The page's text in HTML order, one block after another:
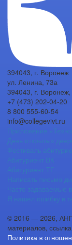
394043, г. Воронеж
ул. Ленина, 73а
394043, г.
+7 (473) 202-04-20
8 800 555-60-54
info@collegevivt.ru
Приложение
День открытых
Фестиваль
Абитуриент ВК
Абитуриент ТГ
Написать письмо
Часто задаваемые
Я нашел ошибку в
© 2016 — 2026,
материалов,
Политика в